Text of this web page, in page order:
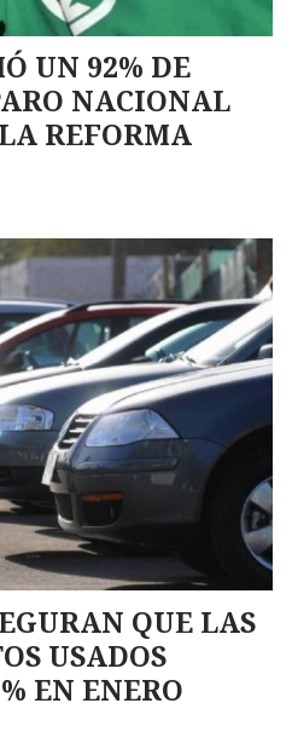
UN 92% DE
NACIONAL
REFORMA
QUE LAS
USADOS
EN ENERO